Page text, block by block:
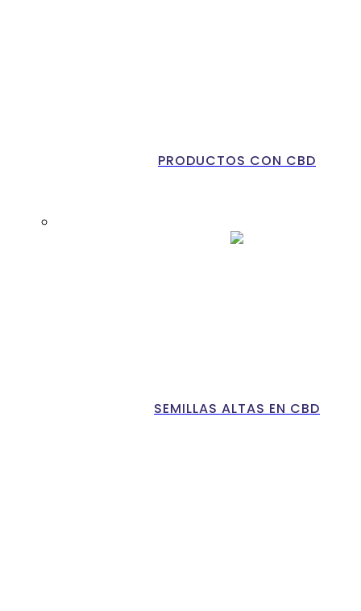
PRODUCTOS CON CBD
SEMILLAS ALTAS EN CBD